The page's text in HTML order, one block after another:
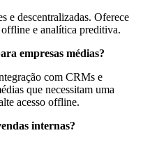
e descentralizadas. Oferece
e analítica preditiva.
empresas médias?
com CRMs e
que necessitam uma
acesso offline.
internas?